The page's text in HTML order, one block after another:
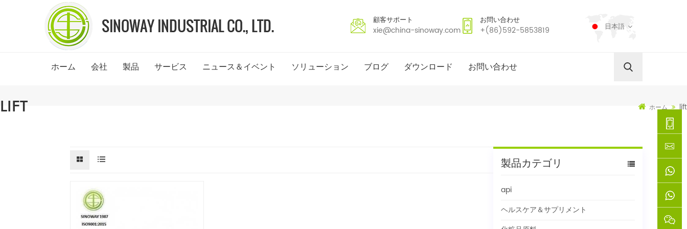
顧客サポート
xie@china-sinoway.com
お問い合わせ
+(86)592-5853819 日本語
ホーム 会社 製品 サービス ニュース＆イベント ソリューション ブログ ダウンロード お問い合わせ
LIFT ホーム lift
製品カテゴリ
api
ヘルスケア＆サプリメント
5853819